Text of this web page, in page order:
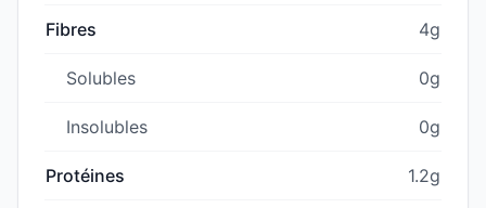
Fibres 4g
Solubles 0g
Insolubles 0g
Protéines 1.2g